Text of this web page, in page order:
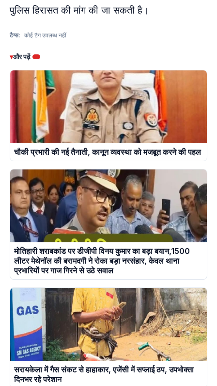
पुलिस हिरासत की मांग की जा सकती है।
टैग्स: कोई टैग उपलब्ध नहीं
▾और पढ़ें
चौकी प्रभारी की नई तैनाती, कानून व्यवस्था को मजबूत करने की पहल
मोतिहारी शराबकांड पर डीजीपी विनय कुमार का बड़ा बयान,1500
लीटर मेथेनॉल की बरामदगी ने रोका बड़ा नरसंहार, केवल थाना
प्रभारियों पर गाज गिरने से उठे सवाल
सरायकेला में गैस संकट से हाहाकार, एजेंसी में सप्लाई ठप, उपभोक्ता
दिनभर रहे परेशान